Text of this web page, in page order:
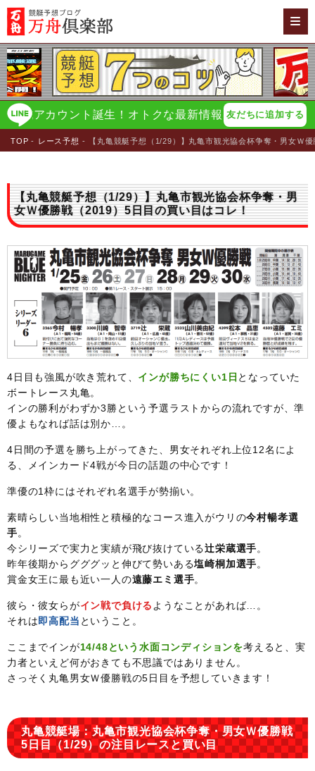
カウント誕生！オトクな最新情報をイチ早く配信！ 万
友だちに追加する
TOP レース予想 【丸亀競艇予想（1/29）】丸亀市観光協会杯争奪・男女Ｗ
【丸亀競艇予想（1/29）】丸亀市観光協会杯争奪・男
女Ｗ優勝戦（2019）5日目の買い目はコレ！
4日目も強風が吹き荒れて、 インが勝ちにくい1日 となっていた
ボートレース丸亀。
インの勝利がわずか3勝という予選ラストからの流れですが、準
優よもなれば話は別か…。
4日間の予選を勝ち上がってきた、男女それぞれ上位12名によ
る、メインカード4戦が今日の話題の中心です！
準優の1枠にはそれぞれ名選手が勢揃い。
素晴らしい当地相性と積極的なコース進入がウリの今村暢孝選
手。
今シリーズで実力と実績が飛び抜けている辻栄蔵選手。
昨年後期からグググッと伸びて勢いある塩崎桐加選手。
賞金女王に最も近い一人の遠藤エミ選手。
彼ら・彼女らがイン戦で負ける ようなことがあれば…。
それは即高配当 ということ。
ここまでインが14/48という水面コンディションを考えると、実
力者といえど何がおきても不思議ではありません。
さっそく丸亀男女Ｗ優勝戦の5日目を予想していきます！
丸亀競艇場：丸亀市観光協会杯争奪・男女Ｗ優勝戦
5日目（1/29）の注目レースと買い目